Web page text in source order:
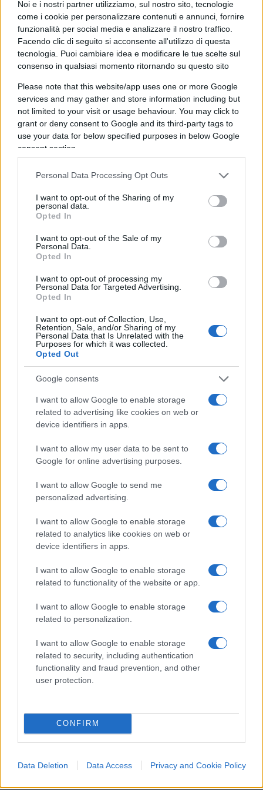
Noi e i nostri partner utilizziamo, sul nostro sito, tecnologie
come i cookie per personalizzare contenuti e annunci, fornire
funzionalità per social media e analizzare il nostro traffico.
Facendo clic di seguito si acconsente all'utilizzo di questa
tecnologia. Puoi cambiare idea e modificare le tue scelte sul
consenso in qualsiasi momento ritornando su questo sito
Please note that this website/app uses one or more Google
services and may gather and store information including but
not limited to your visit or usage behaviour. You may click to
grant or deny consent to Google and its third-party tags to
use your data for below specified purposes in below Google
consent section.
Personal Data Processing Opt Outs
I want to opt-out of the Sharing of my
personal data.
Opted In
I want to opt-out of the Sale of my
Personal Data.
Opted In
I want to opt-out of processing my
Personal Data for Targeted Advertising.
Opted In
I want to opt-out of Collection, Use,
Retention, Sale, and/or Sharing of my
Personal Data that Is Unrelated with the
Purposes for which it was collected.
Opted Out
Google consents
I want to allow Google to enable storage
related to advertising like cookies on web or
device identifiers in apps.
I want to allow my user data to be sent to
Google for online advertising purposes.
I want to allow Google to send me
personalized advertising.
I want to allow Google to enable storage
related to analytics like cookies on web or
device identifiers in apps.
I want to allow Google to enable storage
related to functionality of the website or app.
I want to allow Google to enable storage
related to personalization.
I want to allow Google to enable storage
related to security, including authentication
functionality and fraud prevention, and other
user protection.
CONFIRM
Data Deletion Data Access Privacy and Cookie Policy
dalla corruzione, Kiev deve agire con rapidità e
serietà per indagare queste accuse” l’analisi
all’Ansa di un alto diplomatico europeo: “La rete
energetica ucraina è già sottoposta a una
pressione enorme a causa dei continui attacchi
russi e non può permettersi di essere indebolita
anche dall’interno: le accuse di corruzione
danneggiano la reputazione internazionale
dell’Ucraina”. “Rimane fondamentale continuare a
sostenere l’Ucraina” ha spiegato la ministra
danese degli Affari economici Stephanie Lise –
della Presidenza di turno Ue – ma “l’Ucraina dovrà
impegnarsi costantemente per le riforme e per
rafforzare tutte le componenti della società.
anticorruzione. Ma non ci dovrebbero essere
dubbi sul forte sostegno europeo all’Ucraina”.
Leggi anche:
Kiev, lo scandalo corruzione è enorme. A
rischio il sogno Ue
Non sorprende, dunque, che nella politica
italiana qualcuno possa farsi delle domande
Matteo Salvini ha lanciato l’allarme – “Potremmo
stare alimentando corruzione con i nostri soldi”,
ha detto, sottolineando che due ministri coinvolti
contribuisce in maniera significativa, basti
pensare ai numeri (ufficiali) sulle armi: gli undici
pacchetti di aiuti militari inviati fino ad oggi
valgono tra i 2,5 e i 3 miliardi di euro. E, ancora, i
contributi previsti nei vari pacchetti internazionali,
come il già citato European Peace Facility e i vari
budget support, senza dimenticare gli aiuti
umanitari e i soldi stanziati per i rifugiati e i
progetti di sviluppo.
Insomma: non è solo la guerra. C’è un doppio
binario: da un lato il sostegno occidentale che –
bene o male – tiene a galla l’Ucraina; dall’altro, un
parte di quei fondi con pratiche corruttive. Se
davvero vogliamo che quei miliardi non diventino
manna per oligarchi e corrotti,la trasparenza
non può essere un optional. E l’Italia, con il